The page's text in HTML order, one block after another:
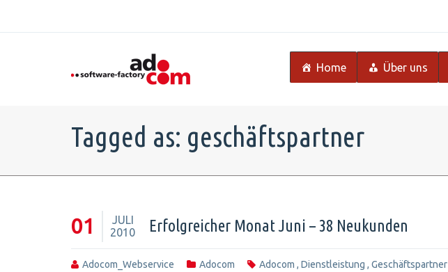
Home Über uns
Tagged as: geschäftspartner
01
JULI
2010
Erfolgreicher Monat Juni – 38 Neukunden
Adocom_Webservice Adocom Adocom , Dienstleistung , Geschäftspartner